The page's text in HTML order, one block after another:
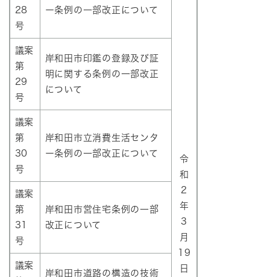
令
和
2
年
3
月
19
日
28
号
ー条例の一部改正について
議案
第
29
号
岸和田市印鑑の登録及び証
明に関する条例の一部改正
について
議案
第
30
号
岸和田市立消費生活センタ
ー条例の一部改正について
議案
第
31
号
岸和田市営住宅条例の一部
改正について
議案
岸和田市道路の構造の技術